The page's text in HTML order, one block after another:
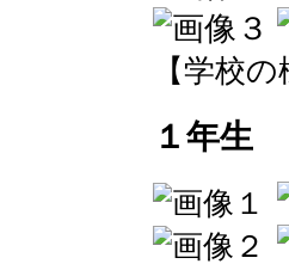
【学校
１年生